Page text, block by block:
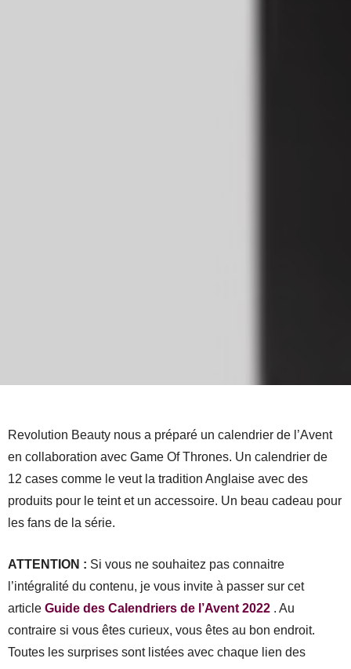
Revolution Beauty nous a préparé un calendrier de l’Avent
en collaboration avec Game Of Thrones. Un calendrier de
12 cases comme le veut la tradition Anglaise avec des
produits pour le teint et un accessoire. Un beau cadeau pour
les fans de la série.
ATTENTION : Si vous ne souhaitez pas connaitre
l’intégralité du contenu, je vous invite à passer sur cet
article Guide des Calendriers de l’Avent 2022 . Au
contraire si vous êtes curieux, vous êtes au bon endroit.
Toutes les surprises sont listées avec chaque lien des